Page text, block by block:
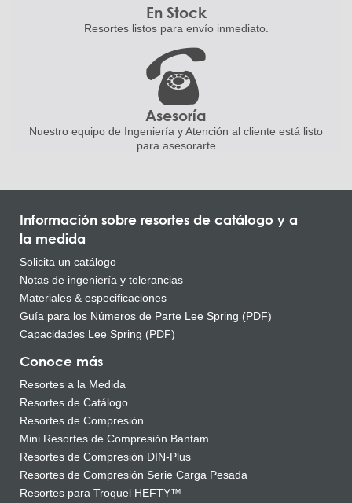
En Stock
Resortes listos para envío inmediato.
Asesoría
Nuestro equipo de Ingeniería y Atención al cliente está listo
para asesorarte
Información sobre resortes de catálogo y a
la medida
Solicita un catálogo
Notas de ingeniería y tolerancias
Materiales & especificaciones
Guía para los Números de Parte Lee Spring (PDF)
Capacidades Lee Spring (PDF)
Conoce más
Resortes a la Medida
Resortes de Catálogo
Resortes de Compresión
Mini Resortes de Compresión Bantam
Resortes de Compresión DIN-Plus
Resortes de Compresión Serie Carga Pesada
Resortes para Troquel HEFTY™